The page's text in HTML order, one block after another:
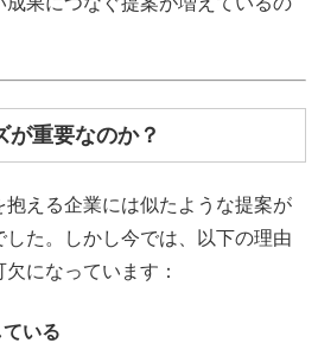
が重要なのか？
える企業には似たような提案が
た。しかし今では、以下の理由
になっています：
いる